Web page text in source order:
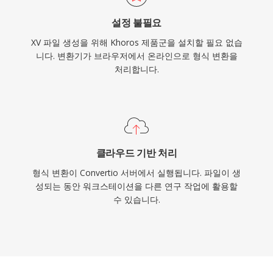
설정 불필요
XV 파일 생성을 위해 Khoros 제품군을 설치할 필요 없습
니다. 변환기가 브라우저에서 온라인으로 형식 변환을
처리합니다.
클라우드 기반 처리
형식 변환이 Convertio 서버에서 실행됩니다. 파일이 생
성되는 동안 워크스테이션을 다른 연구 작업에 활용할
수 있습니다.